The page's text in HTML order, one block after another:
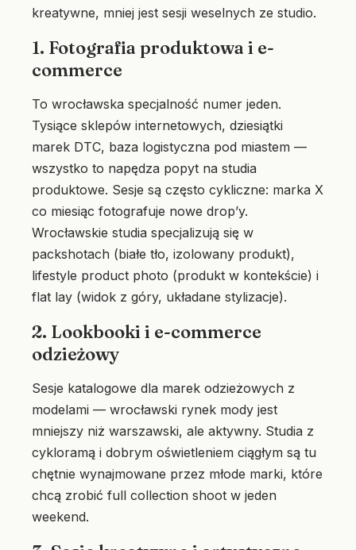
kreatywne, mniej jest sesji weselnych ze studio.
1. Fotografia produktowa i e-
commerce
To wrocławska specjalność numer jeden.
Tysiące sklepów internetowych, dziesiątki
marek DTC, baza logistyczna pod miastem —
wszystko to napędza popyt na studia
produktowe. Sesje są często cykliczne: marka X
co miesiąc fotografuje nowe drop’y.
Wrocławskie studia specjalizują się w
packshotach (białe tło, izolowany produkt),
lifestyle product photo (produkt w kontekście) i
flat lay (widok z góry, układane stylizacje).
2. Lookbooki i e-commerce
odzieżowy
Sesje katalogowe dla marek odzieżowych z
modelami — wrocławski rynek mody jest
mniejszy niż warszawski, ale aktywny. Studia z
cykloramą i dobrym oświetleniem ciągłym są tu
chętnie wynajmowane przez młode marki, które
chcą zrobić full collection shoot w jeden
weekend.